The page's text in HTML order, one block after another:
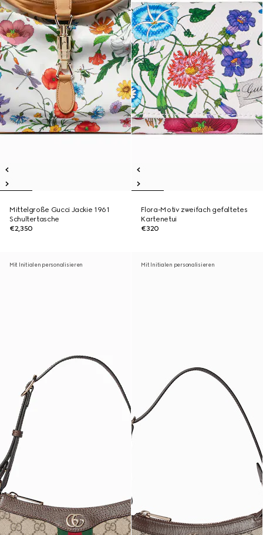
Mittelgroße Gucci Jackie 1961
Schultertasche
€2,350
Flora-Motiv zweifach gefaltetes
Kartenetui
€320
Mit Initialen personalisieren Mit Initialen personalisieren